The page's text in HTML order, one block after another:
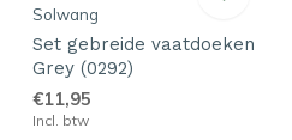
Solwang
Set gebreide vaatdoeken
Grey (0292)
€11,95
Incl. btw